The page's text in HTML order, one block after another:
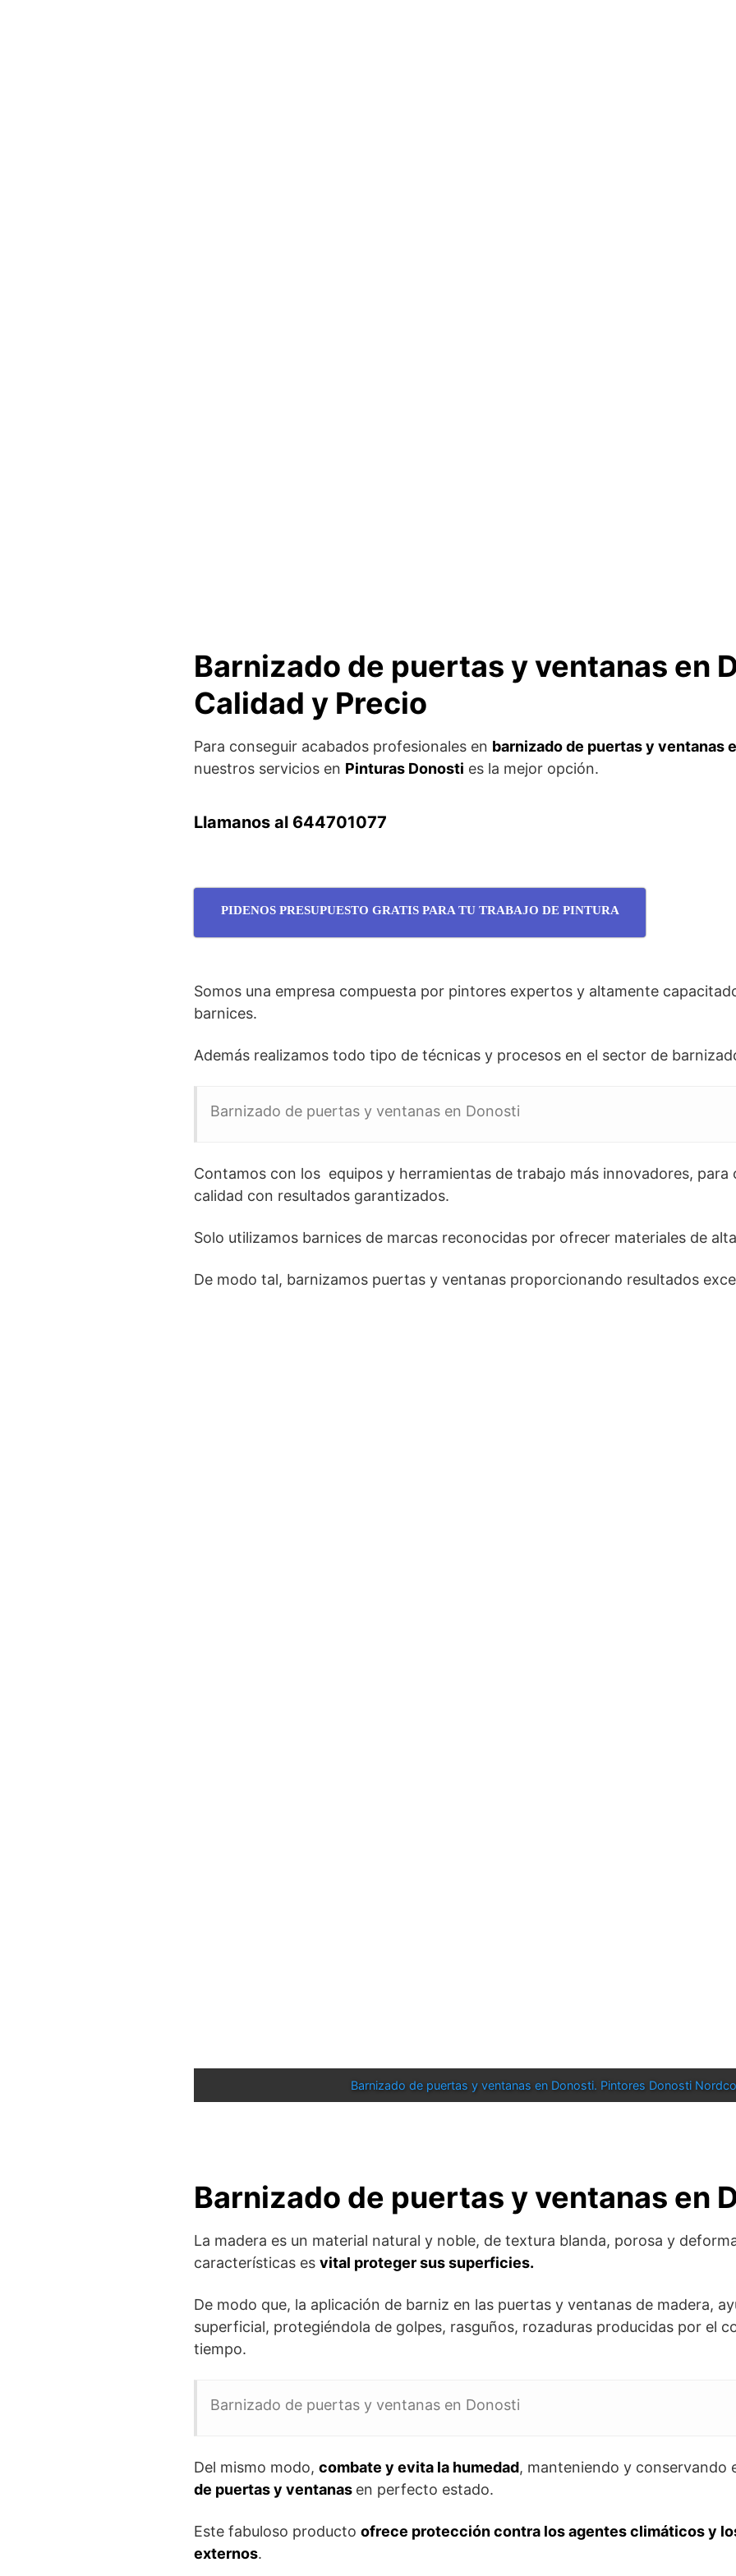
Barnizado de puertas y ventanas en
Calidad y Precio
Para conseguir acabados profesionales en barnizado de puertas y ventanas
nuestros servicios en Pinturas Donosti es la mejor opción.
Llamanos al 644701077
PIDENOS PRESUPUESTO GRATIS PARA TU TRABAJO DE PINTURA
Somos una empresa compuesta por pintores expertos y altamente
barnices.
Además realizamos todo tipo de técnicas y procesos en el sector de
Barnizado de puertas y ventanas en Donosti
Contamos con los equipos y herramientas de trabajo más innovadores, para
calidad con resultados garantizados.
Solo utilizamos barnices de marcas reconocidas por ofrecer materiales de
De modo tal, barnizamos puertas y ventanas proporcionando resultados
Barnizado de puertas y ventanas en Donosti. Pintores Donosti
Barnizado de puertas y ventanas en
La madera es un material natural y noble, de textura blanda, porosa y
características es vital proteger sus superficies.
De modo que, la aplicación de barniz en las puertas y ventanas de madera,
superficial, protegiéndola de golpes, rasguños, rozaduras producidas por el
tiempo.
Barnizado de puertas y ventanas en Donosti
Del mismo modo, combate y evita la humedad, manteniendo y conservando
de puertas y ventanas en perfecto estado.
Este fabuloso producto ofrece protección contra los agentes climáticos y
externos.